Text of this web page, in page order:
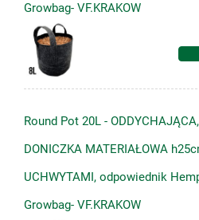
Growbag- VF.KRAKOW
Round Pot 20L -
DONICZKA MATERIAŁOWA
UCHWYTAMI, odpowiednik
Growbag- VF.KRAKOW